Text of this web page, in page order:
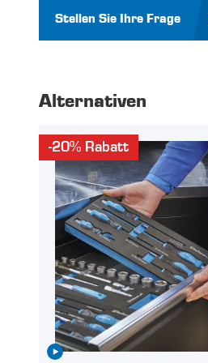
Stellen Sie Ihre Frage
Alternativen
-20% Rabatt